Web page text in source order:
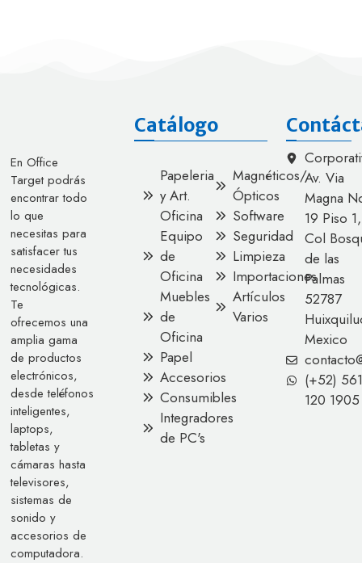
En Office
Target podrás
encontrar todo
lo que
necesitas para
satisfacer tus
necesidades
tecnológicas.
Te
ofrecemos una
amplia gama
de productos
electrónicos,
desde teléfonos
inteligentes,
laptops,
tabletas y
cámaras hasta
televisores,
sistemas de
sonido y
accesorios de
computadora.
Catálogo
Papeleria
y Art.
Oficina
Equipo
de
Oficina
Muebles
de
Oficina
Papel
Accesorios
Consumibles
Integradores
de PC's
Magnéticos/
Ópticos
Software
Seguridad
Limpieza
Importaciones
Artículos
Varios
Av. Via
Magna
19 Piso 1,
Col
de las
Palmas
52787
Mexico
(+52) 561
120 1905